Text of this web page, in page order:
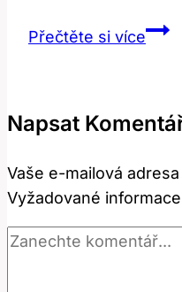
Přečtěte si víceSick:
Napsat
Vaše e-mailová
Vyžadované